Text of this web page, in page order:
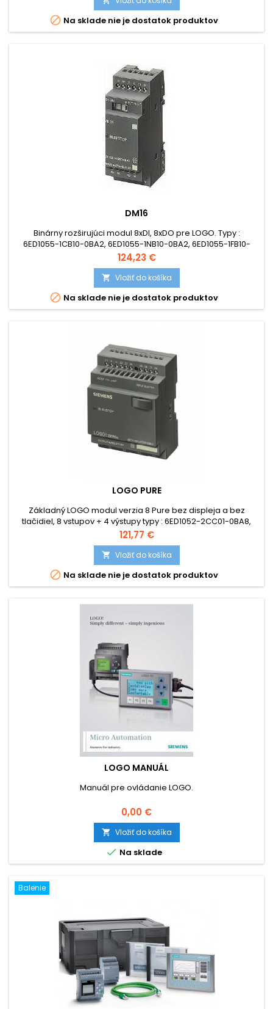
 Na sklade nie je dostatok produktov
DM16
Binárny rozširujúci modul 8xDI, 8xDO pre LOGO. Typy :
6ED1055-1CB10-0BA2, 6ED1055-1NB10-0BA2, 6ED1055-1FB10-
0BA2
Cena
124,23 €
 Vložiť do košíka
 Na sklade nie je dostatok produktov
LOGO PURE
Základný LOGO modul verzia 8 Pure bez displeja a bez
tlačidiel, 8 vstupov + 4 výstupy typy : 6ED1052-2CC01-0BA8,
6ED1052-2MD00-0BA8, 6ED1052-2HB00-0BA8, 6ED1052-2FB00-
0BA8
Cena
121,77 €
 Vložiť do košíka
 Na sklade nie je dostatok produktov
LOGO MANUÁL
Manuál pre ovládanie LOGO.
Cena
0,00 €
 Vložiť do košíka
 Na sklade
Balenie